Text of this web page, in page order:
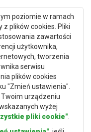
poziomie w ramach
plików cookies. Pliki
zawartości
użytkownika,
tworzenia
serwisu
plików cookies
"Zmień ustawienia".
urządzeniu
wyżej
pliki cookie"